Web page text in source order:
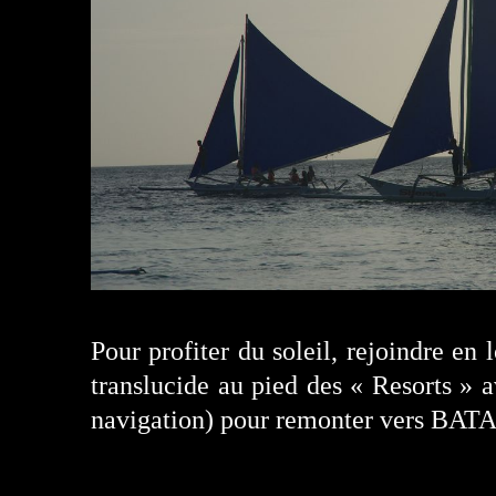
Pour profiter du soleil, rejoindre en
translucide au pied des « Resorts »
navigation) pour remonter vers